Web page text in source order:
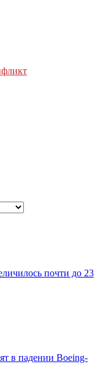
почти до 23
в падении Boeing-